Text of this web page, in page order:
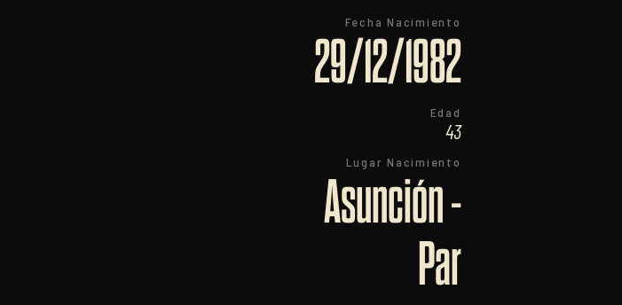
Fecha Nacimiento
29/12/1982
Edad
43
Lugar Nacimiento
Asunción -
Par